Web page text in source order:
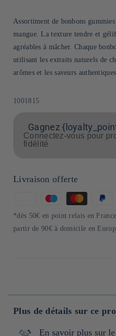
Assortiment de bonbons
mangue. La texture tendre et
agréables à mâcher. Chaque
utilisant les extraits naturels de
arômes et les saveurs
SKU:
1001815
Gagnez
Connectez-vous pour
fidélité
Livraison offerte
de
paiement
*dès 50€ en point relais en
partir de 90€ à domicile en
Plus de détails sur ce
En savoir plus sur